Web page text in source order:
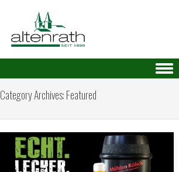
Category Archives:Featured